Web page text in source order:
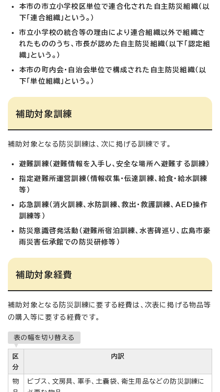
本市の市立小学校区単位で連合化された自主防災組織（以
下「連合組織」という。）
市立小学校の統合等の理由により連合組織以外で組織さ
れたもののうち、市長が認めた自主防災組織（以下「認定組
織」という。）
本市の町内会・自治会単位で構成された自主防災組織（以
下「単位組織」という。）
補助対象訓練
補助対象となる防災訓練は、次に掲げる訓練です。
避難訓練（避難情報を入手し、安全な場所へ避難する訓練）
指定避難所運営訓練（情報収集・伝達訓練、給食・給水訓練
等）
応急訓練（消火訓練、水防訓練、救出・救護訓練、AED操作
訓練等）
防災意識啓発活動（避難所宿泊訓練、水害碑巡り、広島市豪
雨災害伝承館での防災研修等）
補助対象経費
補助対象となる防災訓練に要する経費は、次表に掲げる物品等
の購入等に要する経費です。
表の幅を切り替える
区
分
内訳
物
ビブス、文房具、軍手、土嚢袋、衛生用品などの防災訓練に